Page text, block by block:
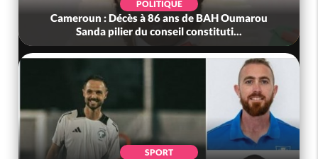
POLITIQUE
Cameroun : Décès à 86 ans de BAH Oumarou
Sanda pilier du conseil constituti...
SPORT